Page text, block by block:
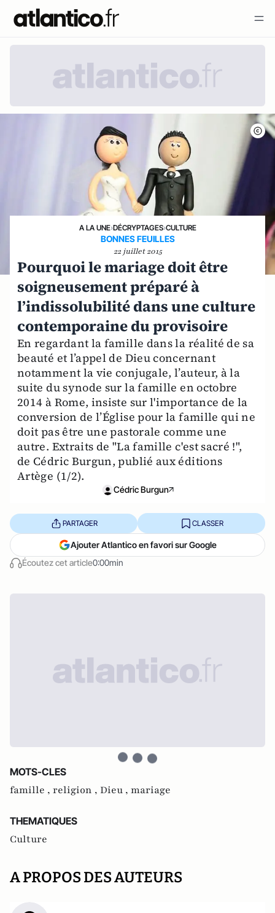
A LA UNE›DÉCRYPTAGES›CULTURE
BONNES FEUILLES
22 juillet 2015
Pourquoi le mariage doit être
soigneusement préparé à
l’indissolubilité dans une culture
contemporaine du provisoire
En regardant la famille dans la réalité de sa
beauté et l’appel de Dieu concernant
notamment la vie conjugale, l’auteur, à la
suite du synode sur la famille en octobre
2014 à Rome, insiste sur l'importance de la
conversion de l’Église pour la famille qui ne
doit pas être une pastorale comme une
autre. Extraits de "La famille c'est sacré !",
de Cédric Burgun, publié aux éditions
Artège (1/2).
Cédric Burgun
Écoutez cet article0:00min
PARTAGER CLASSER
Ajouter Atlantico en favori sur Google
MOTS-CLES
famille , religion , Dieu , mariage
THEMATIQUES
Culture
A PROPOS DES AUTEURS